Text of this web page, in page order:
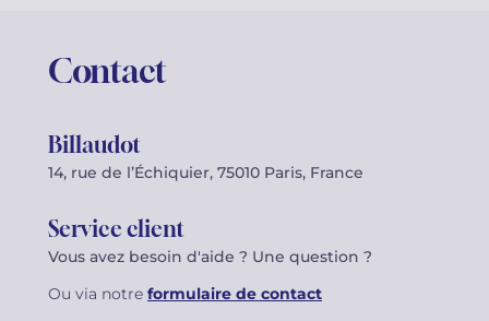
Contact
Billaudot
14, rue de l’Échiquier, 75010 Paris, France
Service client
Vous avez besoin d'aide ? Une question ?
Ou via notre formulaire de contact